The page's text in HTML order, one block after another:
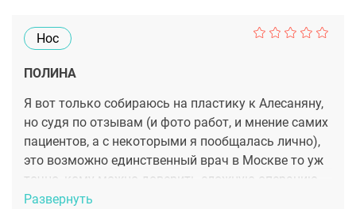
Нос
ПОЛИНА
Я вот только собираюсь на пластику к Алесаняну,
но судя по отзывам (и фото работ, и мнение самих
пациентов, а с некоторыми я пообщалась лично),
это возможно единственный врач в Москве то уж
точно, кому можно доверить сложную операцию
по носу. У меня просто была травма в детстве.
Развернуть